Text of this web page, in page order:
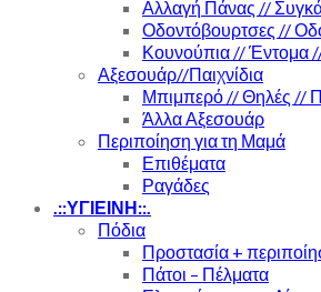
Αλλαγή Πάνας //
Οδοντόβουρτσες //
Κουνούπια // Έντομα //
Αξεσουάρ//Παιχνίδια
Μπιμπερό // Θηλές //
Άλλα Αξεσουάρ
Περιποίηση για τη Μαμά
Επιθέματα
Ραγάδες
.::ΥΓΙΕΙΝΗ::.
Πόδια
Προστασία +
Πάτοι – Πέλματα